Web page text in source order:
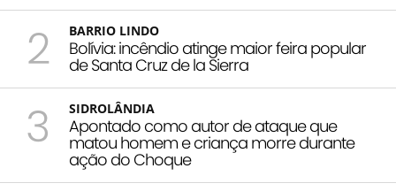
2 BARRIO LINDO
Bolívia: incêndio atinge maior feira popular
de Santa Cruz de la Sierra
3 SIDROLÂNDIA
Apontado como autor de ataque que
matou homem e criança morre durante
ação do Choque